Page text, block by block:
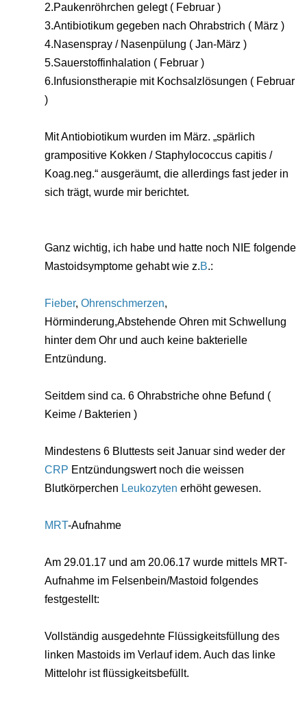
2.Paukenröhrchen gelegt ( Februar )
3.Antibiotikum gegeben nach Ohrabstrich ( März )
4.Nasenspray / Nasenpülung ( Jan-März )
5.Sauerstoffinhalation ( Februar )
6.Infusionstherapie mit Kochsalzlösungen ( Februar
)
Mit Antiobiotikum wurden im März. „spärlich
grampositive Kokken / Staphylococcus capitis /
Koag.neg.“ ausgeräumt, die allerdings fast jeder in
sich trägt, wurde mir berichtet.
Ganz wichtig, ich habe und hatte noch NIE folgende
Mastoidsymptome gehabt wie z.B.:
Fieber, Ohrenschmerzen,
Hörminderung,Abstehende Ohren mit Schwellung
hinter dem Ohr und auch keine bakterielle
Entzündung.
Seitdem sind ca. 6 Ohrabstriche ohne Befund (
Keime / Bakterien )
Mindestens 6 Bluttests seit Januar sind weder der
CRP Entzündungswert noch die weissen
Blutkörperchen Leukozyten erhöht gewesen.
MRT-Aufnahme
Am 29.01.17 und am 20.06.17 wurde mittels MRT-
Aufnahme im Felsenbein/Mastoid folgendes
festgestellt:
Vollständig ausgedehnte Flüssigkeitsfüllung des
linken Mastoids im Verlauf idem. Auch das linke
Mittelohr ist flüssigkeitsbefüllt.